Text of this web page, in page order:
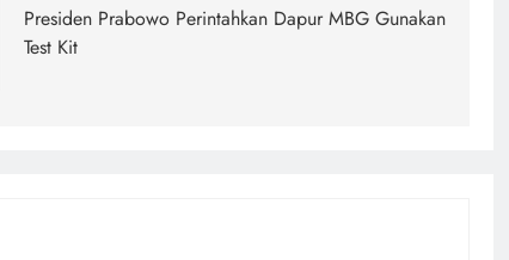
Presiden Prabowo Perintahkan Dapur MBG Gunakan
Test Kit